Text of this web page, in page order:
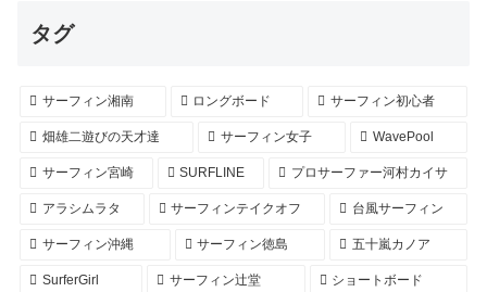
タグ
サーフィン湘南 ロングボード サーフィン初心者
畑雄二遊びの天才達 サーフィン女子 WavePool
サーフィン宮崎 SURFLINE プロサーファー河村カイサ
アラシムラタ サーフィンテイクオフ 台風サーフィン
サーフィン沖縄 サーフィン徳島 五十嵐カノア
SurferGirl サーフィン辻堂 ショートボード